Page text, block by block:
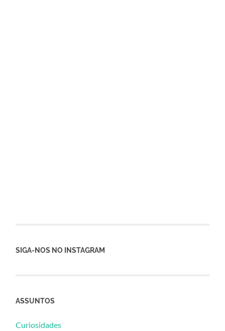
SIGA-NOS NO INSTAGRAM
ASSUNTOS
Curiosidades